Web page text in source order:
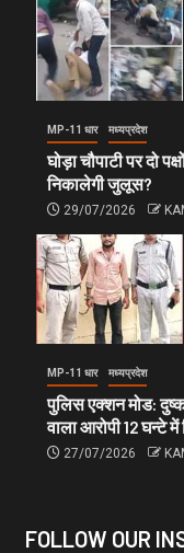
MP-11 धार मध्यप्रदेश
घोड़ा चौपाटी पर दो
निकालेगी जुलूस?
29/07/2026
MP-11 धार मध्यप्रदेश
पुलिस एक्शन मोड:
वाला आरोपी 12 घन्टे में
27/07/2026
FOLLOW OUR